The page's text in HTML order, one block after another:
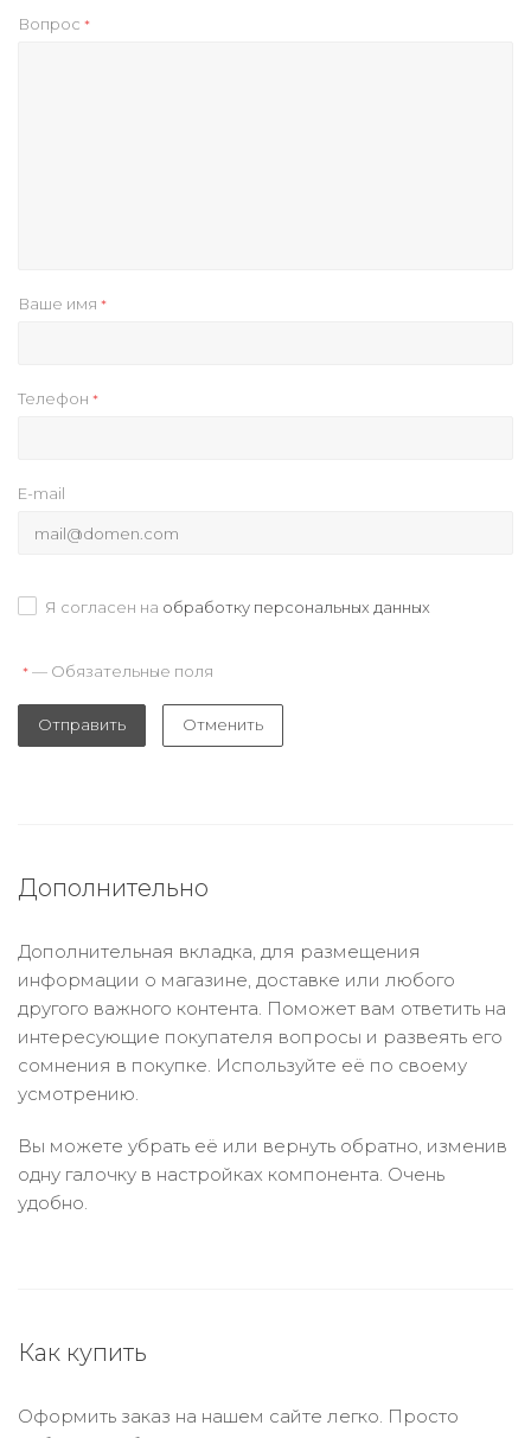
Вопрос *
Ваше имя *
Телефон *
E-mail
Я согласен на обработку персональных данных
* — Обязательные поля
Отправить Отменить
Дополнительно
Дополнительная вкладка, для размещения
информации о магазине, доставке или любого
другого важного контента. Поможет вам ответить на
интересующие покупателя вопросы и развеять его
сомнения в покупке. Используйте её по своему
усмотрению.
Вы можете убрать её или вернуть обратно, изменив
одну галочку в настройках компонента. Очень
удобно.
Как купить
Оформить заказ на нашем сайте легко. Просто